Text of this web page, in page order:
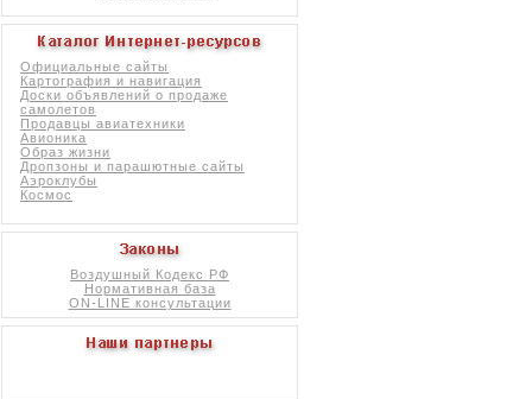
Официальные сайты
Картография и навигация
Доски объявлений о продаже
самолетов
Продавцы авиатехники
Авионика
Образ жизни
Дропзоны и парашютные сайты
Аэроклубы
Космос
Воздушный Кодекс РФ
Нормативная база
ON-LINE консультации